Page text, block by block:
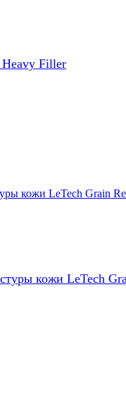
Heavy Filler
кожи LeTech